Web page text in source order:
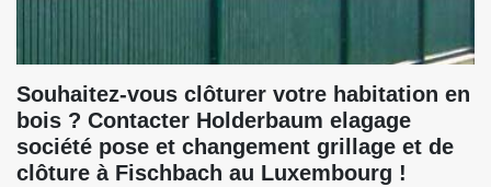
Souhaitez-vous clôturer votre habitation en
bois ? Contacter Holderbaum elagage
société pose et changement grillage et de
clôture à Fischbach au Luxembourg !